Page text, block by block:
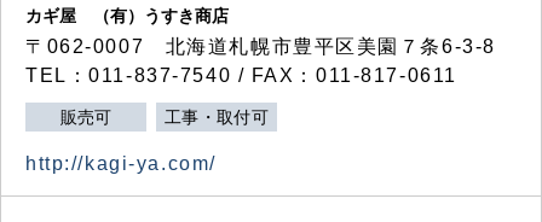
カギ屋 （有）うすき商店
〒062-0007 北海道札幌市豊平区美園７条6-3-8
TEL：011-837-7540 / FAX：011-817-0611
販売可 工事・取付可
http://kagi-ya.com/